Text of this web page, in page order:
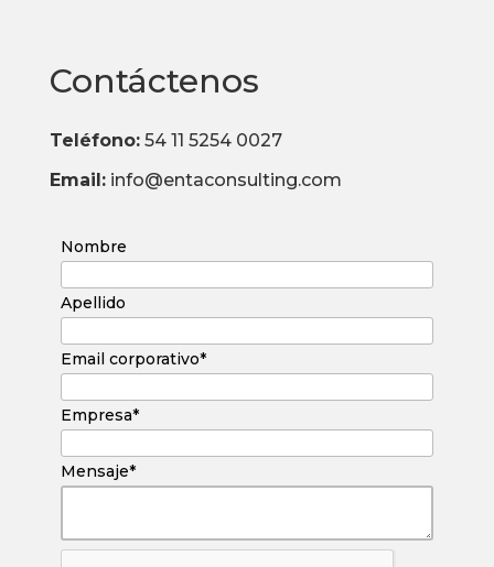
Contáctenos
Teléfono:54 11 5254 0027
Email:info@entaconsulting.com
Nombre
Apellido
Email corporativo*
Empresa*
Mensaje*